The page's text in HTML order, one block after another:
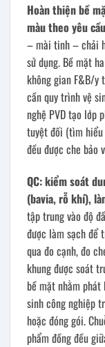
Hoàn thiện bề
màu theo yêu
– mài tinh – chải
sử dụng. Bề mặt
không gian F&B/y
cần quy trình vệ
nghệ PVD tạo lớp
tuyệt đối (tìm hiểu
đều được che bảo
QC: kiểm soát
(bavia, rỗ khí),
tập trung vào độ
được làm sạch để
qua đo cạnh, đo
khung được soát
bề mặt nhằm
sinh công nghiệp
hoặc đóng gói.
phẩm đồng đều